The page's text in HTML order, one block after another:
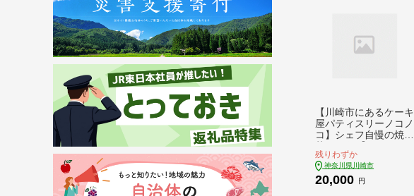
【川崎市にあるケーキ
屋パティスリーノコノ
コ】シェフ自慢の焼き
003】
残りわずか
神奈川県川崎市
20,000 円